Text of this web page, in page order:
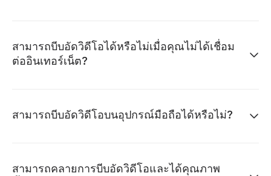
สามารถบีบอัดวิดีโอได้หรือไม่เมื่อคุณไม่ได้เชื่อม
ต่ออินเทอร์เน็ต?
สามารถบีบอัดวิดีโอบนอุปกรณ์มือถือได้หรือไม่?
สามารถคลายการบีบอัดวิดีโอและได้คุณภาพ